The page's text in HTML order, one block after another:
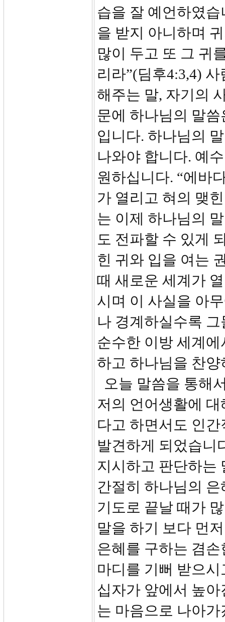
습을 잘 예언하였
을 받지 아니하며
많이 두고 또 그 귀
리라”(딤후4:3,4)
해주는 말, 자기의
문에 하나님의 말
입니다. 하나님의
나와야 합니다. 예
원하십니다. “에바
가 열리고 혀의 맺
는 이제 하나님의
도 전파할 수 있게
힌 귀와 입을 여는
때 새로운 세계가
시며 이 사실을 아
나 경계하실수록
순수한 이방 세계
하고 하나님을 찬
오늘 말씀을 통해
저의 언어생활에
다고 하면서도 인
발견하게 되었습니
지시하고 판단하는
간절히 하나님의
기도로 끝날 때가
말을 하기 보다 먼
은혜를 구하는 겸
마디를 기뻐 받으
십자가 앞에서 높
는 마음으로 나아